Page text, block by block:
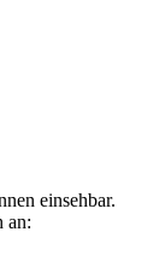
einsehbar.
an: